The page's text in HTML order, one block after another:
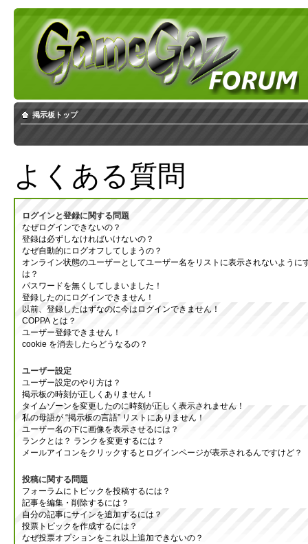
掲示板トップ
よくある質問
ログインと登録に関する問題
なぜログインできないの？
登録は必ずしなければいけないの？
なぜ自動的にログオフしてしまうの？
オンライン状態のユーザーとしてユーザー名をリストに表示されないように
は？
パスワードを無くしてしまいました！
登録したのにログインできません！
以前、登録したはずなのに今はログインできません！
COPPA とは？
ユーザー登録できません！
cookie を消去したらどうなるの？
ユーザー設定
ユーザー設定のやり方は？
掲示板の時刻が正しくありません！
タイムゾーンを変更したのに時刻が正しく表示されません！
私の母語が “掲示板の言語” リストにありません！
ユーザー名の下に画像を表示させるには？
ランクとは？ ランクを変更するには？
メールアイコンをクリックするとログインページが表示されるんですけど？
投稿に関する問題
フォーラムにトピックを投稿するには？
記事を編集・削除するには？
自分の記事にサインを追加するには？
投票トピックを作成するには？
なぜ投票オプションをこれ以上追加できないの？